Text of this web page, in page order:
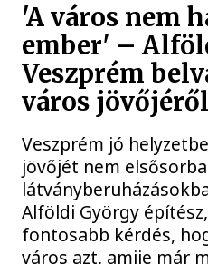
'A város nem
ember' –
Veszprém
város jövőjéről
Veszprém jó
jövőjét nem
Alföldi György
fontosabb kérdés,
város azt, amije már